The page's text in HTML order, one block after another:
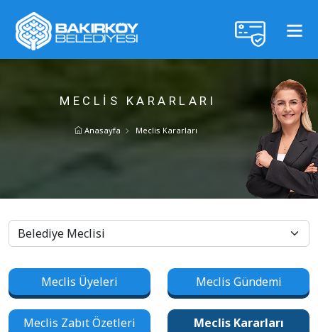
MECLIS KARARLARI
Anasayfa Meclis Kararları
Meclis Üyeleri Meclis Gündemi
Meclis Zabıt Özetleri Meclis Kararları